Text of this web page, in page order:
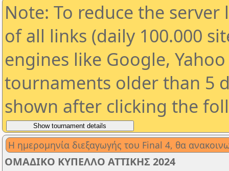
Note: To reduce the
of all links (daily 100.000
engines like Google,
tournaments older than 5
shown after clicking the
Η ημερομηνία διεξαγωγής του Final 4, θα
ΟΜΑΔΙΚΟ ΚΥΠΕΛΛΟ ΑΤΤΙΚΗΣ 2024